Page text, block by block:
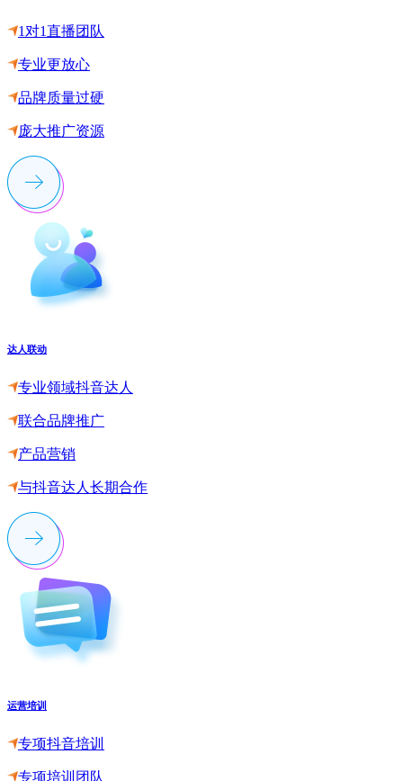
1对1直播团队
专业更放心
品牌质量过硬
庞大推广资源
达人联动
专业领域抖音达人
联合品牌推广
产品营销
与抖音达人长期合作
运营培训
专项抖音培训
专项培训团队